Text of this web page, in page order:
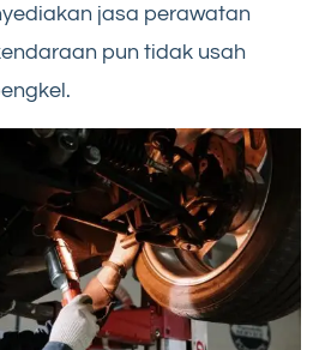
jasa perawatan
pun tidak usah